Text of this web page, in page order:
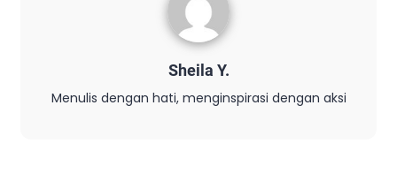
Sheila Y.
Menulis dengan hati, menginspirasi dengan aksi